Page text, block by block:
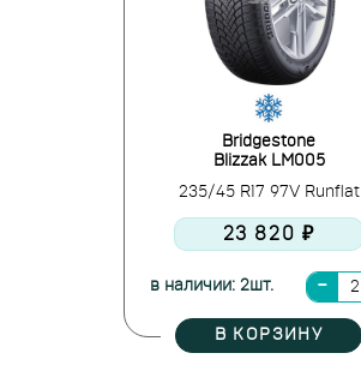
Bridgestone
Blizzak LM005
235/45 R17 97V Runflat
23 820 ₽
в наличии: 2шт.
В КОРЗИНУ